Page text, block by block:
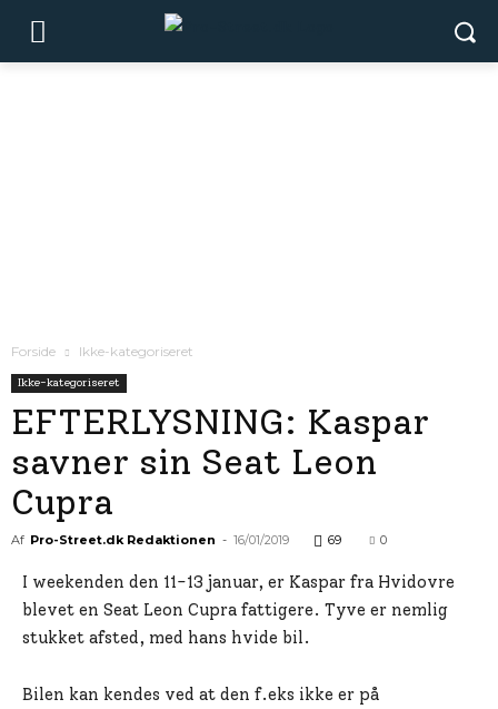
Forside Ikke-kategoriseret
Ikke-kategoriseret
EFTERLYSNING: Kaspar
savner sin Seat Leon
Cupra
Af Pro-Street.dk Redaktionen - 16/01/2019 69 0
I weekenden den 11-13 januar, er Kaspar fra Hvidovre
blevet en Seat Leon Cupra fattigere. Tyve er nemlig
stukket afsted, med hans hvide bil.
Bilen kan kendes ved at den f.eks ikke er på